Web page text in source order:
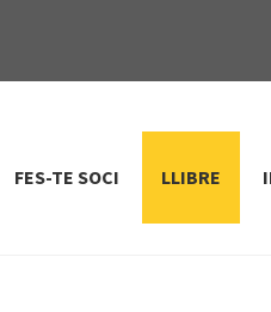
FES-TE SOCI LLIBRE